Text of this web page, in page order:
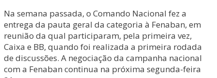
Na semana passada, o Comando Nacional fez a
entrega da pauta geral da categoria à Fenaban, em
reunião da qual participaram, pela primeira vez,
Caixa e BB, quando foi realizada a primeira rodada
de discussões. A negociação da campanha nacional
com a Fenaban continua na próxima segunda-feira